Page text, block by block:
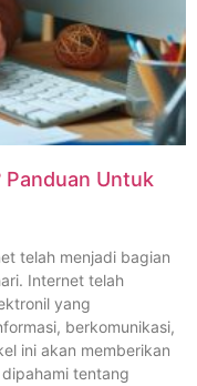
Untuk
telah menjadi bagian
Internet telah
yang
berkomunikasi,
ini akan memberikan
tentang